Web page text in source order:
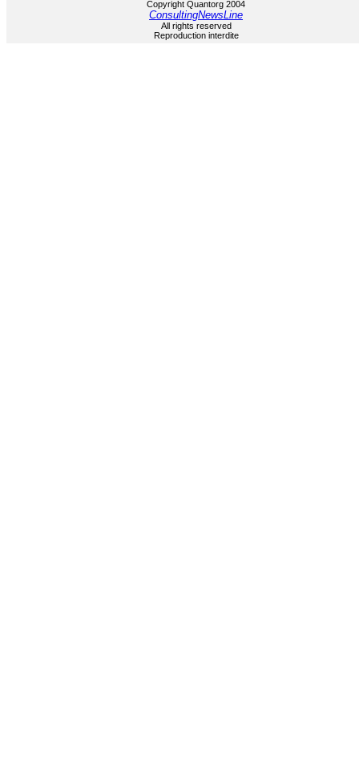
Copyright Quantorg 2004
ConsultingNewsLine
All rights reserved
Reproduction interdite